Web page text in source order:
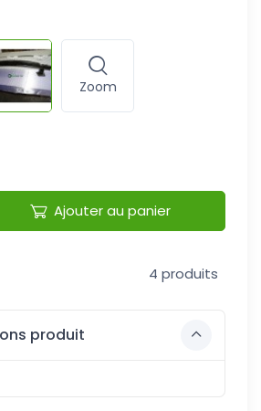
Zoom
Ajouter au panier
4 produits
produit